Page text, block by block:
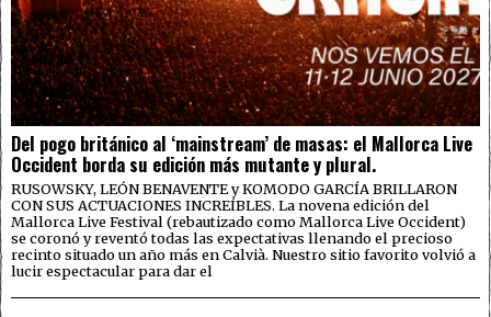
Del pogo británico al ‘mainstream’ de masas: el Mallorca Live
Occident borda su edición más mutante y plural.
RUSOWSKY, LEÓN BENAVENTE y KOMODO GARCÍA BRILLARON
CON SUS ACTUACIONES INCREÍBLES. La novena edición del
Mallorca Live Festival (rebautizado como Mallorca Live Occident)
se coronó y reventó todas las expectativas llenando el precioso
recinto situado un año más en Calvià. Nuestro sitio favorito volvió a
lucir espectacular para dar el